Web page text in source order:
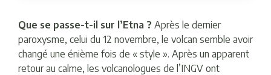
Que se passe-t-il sur l’Etna ? Après le dernier
paroxysme, celui du 12 novembre, le volcan semble avoir
changé une énième fois de « style ». Après un apparent
retour au calme, les volcanologues de l’INGV ont